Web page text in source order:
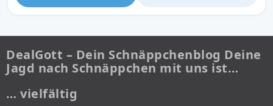
DealGott – Dein Schnäppchenblog Deine
Jagd nach Schnäppchen mit uns ist…
… vielfältig